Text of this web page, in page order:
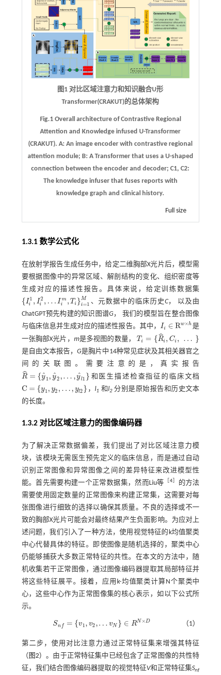
图1 对比区域注意力和知识融合U形
Transformer(CRAKUT)的总体架构
Fig.1 Overall architecture of Contrastive Regional
Attention and Knowledge infused U-Transformer
(CRAKUT).A: An image encoder with contrastive regional
attention module; B: A Transformer that uses a U-shaped
connection between the encoder and decoder;C1,C2:
The knowledge infuser that fuses reports with
knowledge graph and clinical history.
Full size
1.3.1 数学公式化
在放射学报告生成任务中，给定二维胸部X光片后，模型需
要根据图像中的异常区域、解剖结构的变化、组织密度等
生成对应的描述性报告。具体来说，给定训练数据集
{I1
i , I2
i , … Im
i
,Ti }M
i=1
{I i1, Ii 2,… Ii m, Ti}i=1M 、元数据中的临床历史C， 以及由
ChatGPT预先构建的知识图谱G， 我们的模型旨在整合图像
与临床信息并生成对应的描述性报告。其中， Ii ∈ Rw×h
Ii∈R w×
是
一张胸部X光片， m是多视图的数量，Ti = {R
ˆi , Ci , … }
Ti= {R ^i,Ci, … }
是自由文本报告，G是胸片中14种常见症状及其相关器官之
间的关联图。需要注意的是，真实报告
R
ˆ = {y
ˆ1, y
ˆ2 ,… ,y
ˆl1 }
R^ ={y ^ 1,y ^2,… , y^l 1} 和医生描述检查指征的临床文档
C = {y1, y2 , … , yl2 }
C= {y1 ,y2, …,yl 2 } ，l1 和l2 分别是原始报告和历史文本
的长度。
1.3.2 对比区域注意力的图像编码器
为了解决正常数据偏差，我们提出了对比区域注意力模
块，该模块无需医生预先定义的临床信息，而是通过自动
识别正常图像和异常图像之间的差异特征来改进模型性
能。首先需要构建一个正常数据集，然而Liu等
4
的方法
需要使用固定数量的正常图像来构建正常集，这需要对每
张图像进行细致的选择以确保其质量。不良的选择或不一
致的胸部X光片可能会对最终结果产生负面影响。为应对上
述问题，我们引入了一种方法，使用视觉特征的k均值聚类
中心代替具体的特征。即使图像是随机选择的，聚类中心
仍能够捕获大多数正常特征的共性。在本文的方法中，随
机收集若干正常图像，通过图像编码器提取其局部特征并
将这些特征展平。接着，应用k-均值聚类计算N个聚类中
心，这些中心作为正常图像集的核心表示，如以下公式所
示。
Snf = {v1 , v2 ,… vN } ∈ RN ×D
Snf= v1, v2,…vN∈ R N ×D （1）
第二步，使用对比注意力通过正常特征集来增强其特征
（ 图2）。由于正常特征集中已经包含了正常图像的共性特
征，我们结合图像编码器提取的视觉特征V和正常特征集Snf